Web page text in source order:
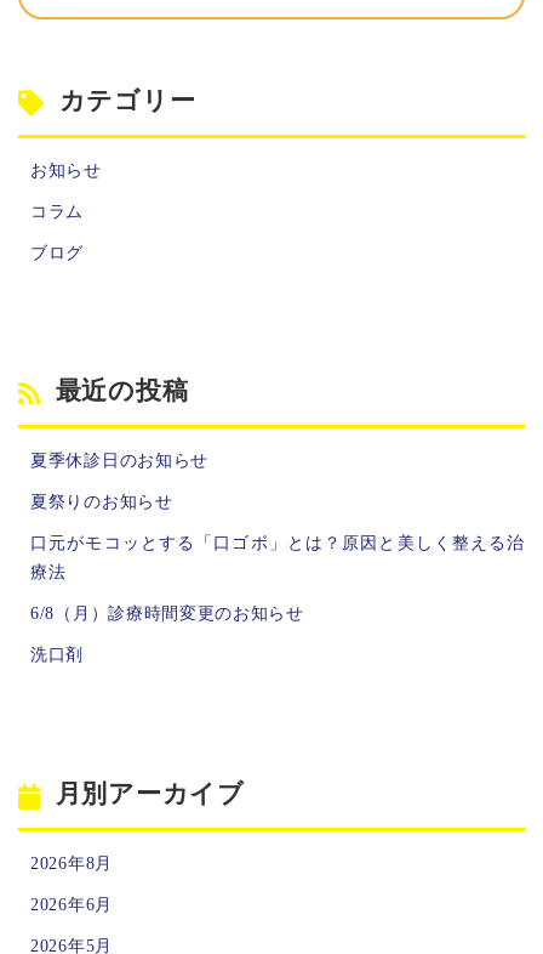
カテゴリー
お知らせ
コラム
ブログ
最近の投稿
夏季休診日のお知らせ
夏祭りのお知らせ
口元がモコッとする「口ゴボ」とは？原因と美しく整える治
療法
6/8（月）診療時間変更のお知らせ
洗口剤
月別アーカイブ
2026年8月
2026年6月
2026年5月